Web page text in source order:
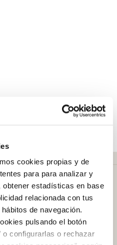
cookies propias y de
para para analizar y
estadísticas en base
relacionada con tus
de navegación.
pulsando el botón
o configurarlas o rechazar
en el mercado